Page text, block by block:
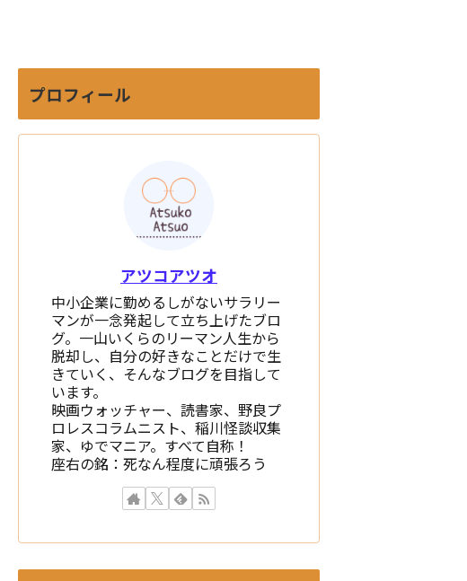
プロフィール
アツコアツオ
中小企業に勤めるしがないサラリー
マンが一念発起して立ち上げたブロ
グ。一山いくらのリーマン人生から
脱却し、自分の好きなことだけで生
きていく、そんなブログを目指して
います。
映画ウォッチャー、読書家、野良プ
ロレスコラムニスト、稲川怪談収集
家、ゆでマニア。すべて自称！
座右の銘：死なん程度に頑張ろう